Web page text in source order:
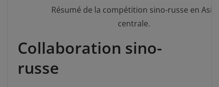
Résumé de la compétition sino-russe en Asie
centrale.
Collaboration sino-
russe